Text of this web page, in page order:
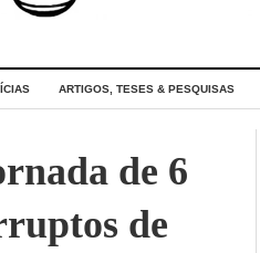
ARTIGOS, TESES & PESQUISAS
de 6
de